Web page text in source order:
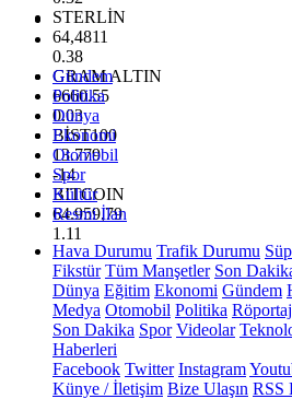
STERLİN
64,4811
0.38
GRAM ALTIN
6660.55
0.03
BİST100
13.779
-14
BITCOIN
64.959,79
1.11
Gündem
Politika
Dünya
Ekonomi
Otomobil
Spor
Kültür
Resmi İlan
Hava Durumu Trafik Durumu
Fikstür Tüm Manşetler Son
Dünya Eğitim Ekonomi Gündem
Medya Otomobil Politika Röportaj
Son Dakika Spor Videolar
Haberleri
Facebook Twitter Instagram
Künye / İletişim Bize Ulaşın RSS